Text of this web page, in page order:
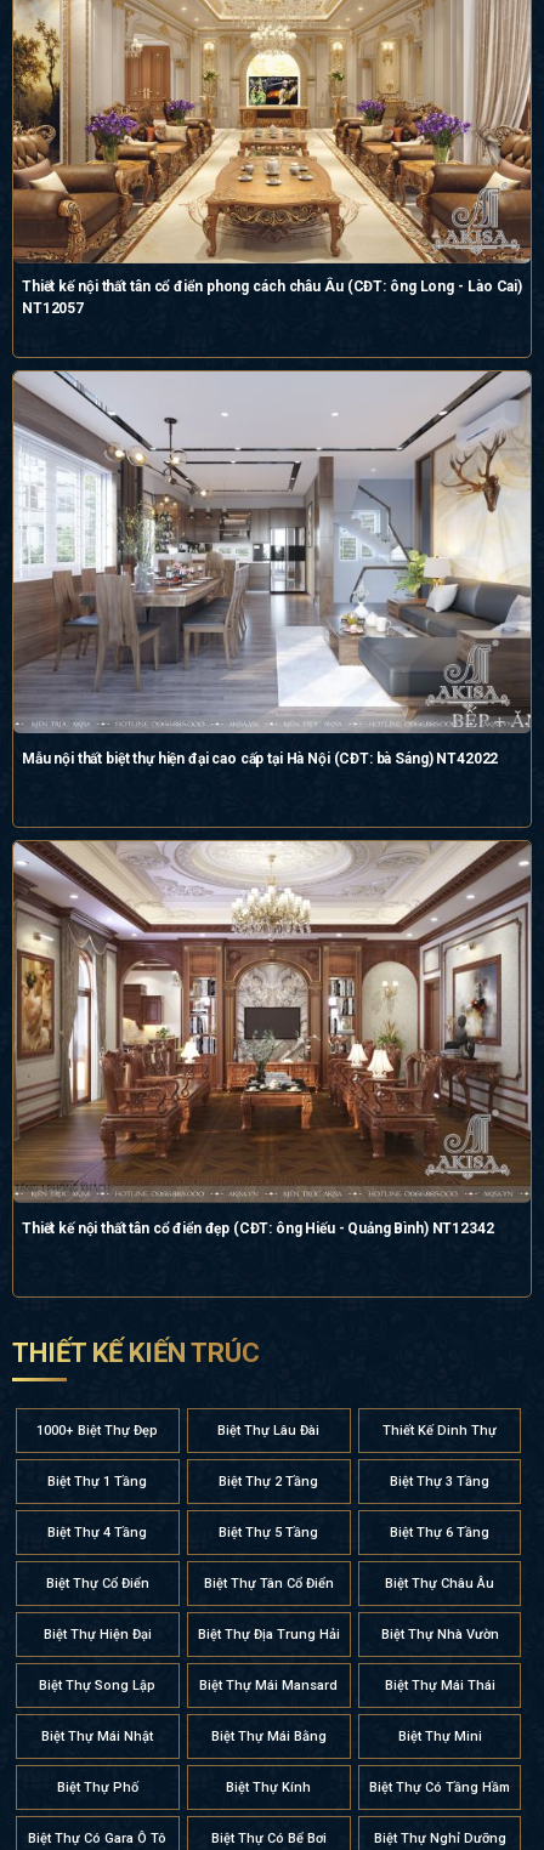
Thiết kế nội thất tân cổ điển phong cách châu Âu (CĐT: ông Long - Lào Cai)
NT12057
Mẫu nội thất biệt thự hiện đại cao cấp tại Hà Nội (CĐT: bà Sáng) NT42022
Thiết kế nội thất tân cổ điển đẹp (CĐT: ông Hiếu - Quảng Bình) NT12342
THIẾT KẾ KIẾN TRÚC
1000+ Biệt Thự Đẹp Biệt Thự Lâu Đài Thiết Kế Dinh Thự
Biệt Thự 1 Tầng Biệt Thự 2 Tầng Biệt Thự 3 Tầng
Biệt Thự 4 Tầng Biệt Thự 5 Tầng Biệt Thự 6 Tầng
Biệt Thự Cổ Điển Biệt Thự Tân Cổ Điển Biệt Thự Châu Âu
Biệt Thự Hiện Đại Biệt Thự Địa Trung Hải Biệt Thự Nhà Vườn
Biệt Thự Song Lập Biệt Thự Mái Mansard Biệt Thự Mái Thái
Biệt Thự Mái Nhật Biệt Thự Mái Bằng Biệt Thự Mini
Biệt Thự Phố Biệt Thự Kính Biệt Thự Có Tầng Hầm
Biệt Thự Có Gara Ô Tô Biệt Thự Có Bể Bơi Biệt Thự Nghỉ Dưỡng